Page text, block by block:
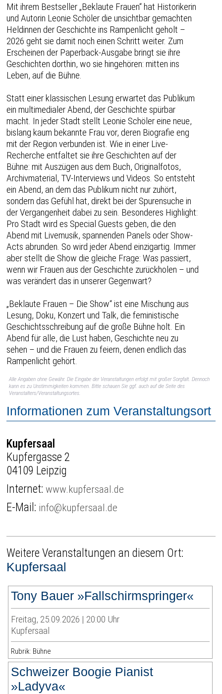
Mit ihrem Bestseller „Beklaute Frauen“ hat Historikerin
und Autorin Leonie Schöler die unsichtbar gemachten
Heldinnen der Geschichte ins Rampenlicht geholt –
2026 geht sie damit noch einen Schritt weiter. Zum
Erscheinen der Paperback-Ausgabe bringt sie ihre
Geschichten dorthin, wo sie hingehören: mitten ins
Leben, auf die Bühne.
Statt einer klassischen Lesung erwartet das Publikum
ein multimedialer Abend, der Geschichte spürbar
macht. In jeder Stadt stellt Leonie Schöler eine neue,
bislang kaum bekannte Frau vor, deren Biografie eng
mit der Region verbunden ist. Wie in einer Live-
Recherche entfaltet sie ihre Geschichten auf der
Bühne: mit Auszügen aus dem Buch, Originalfotos,
Archivmaterial, TV-Interviews und Videos. So entsteht
ein Abend, an dem das Publikum nicht nur zuhört,
sondern das Gefühl hat, direkt bei der Spurensuche in
der Vergangenheit dabei zu sein. Besonderes Highlight:
Pro Stadt wird es Special Guests geben, die den
Abend mit Livemusik, spannenden Panels oder Show-
Acts abrunden. So wird jeder Abend einzigartig. Immer
aber stellt die Show die gleiche Frage: Was passiert,
wenn wir Frauen aus der Geschichte zurückholen – und
was verändert das in unserer Gegenwart?
„Beklaute Frauen – Die Show“ ist eine Mischung aus
Lesung, Doku, Konzert und Talk, die feministische
Geschichtsschreibung auf die große Bühne holt. Ein
Abend für alle, die Lust haben, Geschichte neu zu
sehen – und die Frauen zu feiern, denen endlich das
Rampenlicht gehört.
Alle Angaben ohne Gewähr. Die Eingabe der Veranstaltungen erfolgt mit großer Sorgfalt. Dennoch
kann es zu Unstimmigkeiten kommen. Bitte schauen Sie ggf. auch auf die Seite des
Veranstalters/Veranstaltungsortes.
Informationen zum Veranstaltungsort
Kupfersaal
Kupfergasse 2
04109 Leipzig
Internet:www.kupfersaal.de
E-Mail: info@kupfersaal.de
Weitere Veranstaltungen an diesem Ort:
Kupfersaal
Tony Bauer »Fallschirmspringer«
Freitag, 25.09.2026 | 20:00 Uhr
Kupfersaal
Rubrik: Bühne
Schweizer Boogie Pianist
»Ladyva«